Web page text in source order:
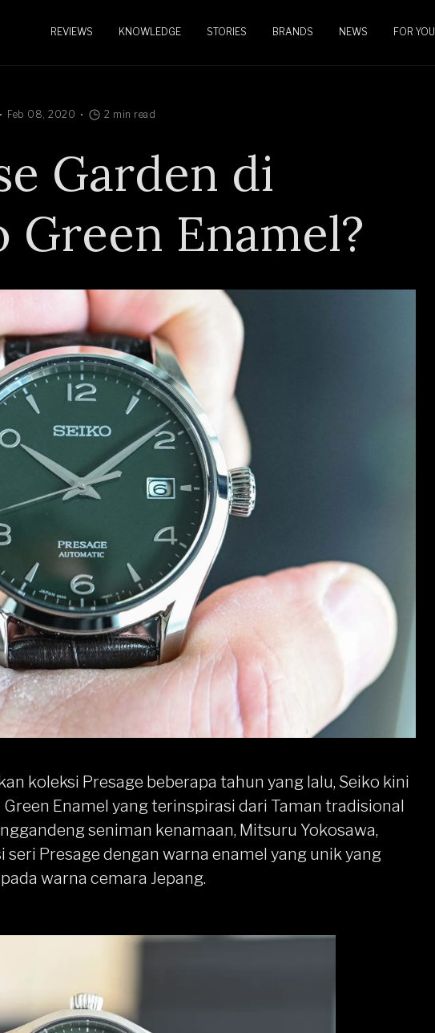
REVIEWS KNOWLEDGE STORIES BRANDS NEWS FOR YOU
Feb 08, 2020 2 min read
Garden di
Green Enamel?
koleksi Presage beberapa tahun yang lalu, Seiko kini
Green Enamel yang terinspirasi dari Taman tradisional
seniman kenamaan, Mitsuru Yokosawa,
seri Presage dengan warna enamel yang unik yang
warna cemara Jepang.